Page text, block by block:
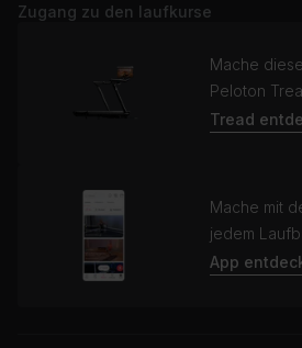
Zugang zu den laufkurse
Mache
Peloton
Tread
Mache mit
jedem
App